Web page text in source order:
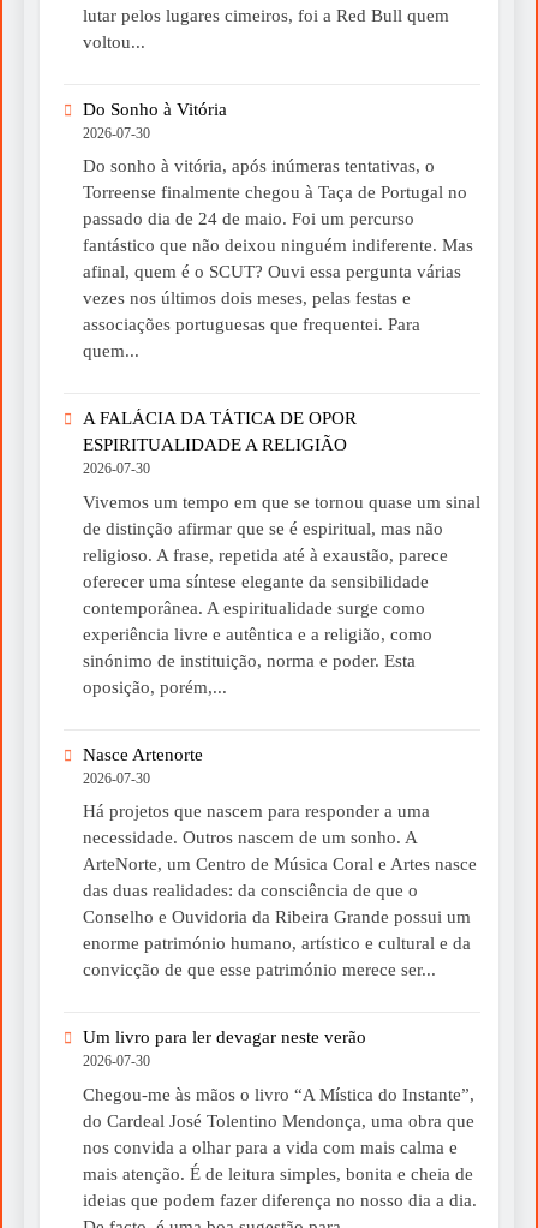
lutar pelos lugares cimeiros, foi a Red Bull quem
voltou...
Do Sonho à Vitória
2026-07-30
Do sonho à vitória, após inúmeras tentativas, o
Torreense finalmente chegou à Taça de Portugal no
passado dia de 24 de maio. Foi um percurso
fantástico que não deixou ninguém indiferente. Mas
afinal, quem é o SCUT? Ouvi essa pergunta várias
vezes nos últimos dois meses, pelas festas e
associações portuguesas que frequentei. Para
quem...
A FALÁCIA DA TÁTICA DE OPOR
ESPIRITUALIDADE A RELIGIÃO
2026-07-30
Vivemos um tempo em que se tornou quase um sinal
de distinção afirmar que se é espiritual, mas não
religioso. A frase, repetida até à exaustão, parece
oferecer uma síntese elegante da sensibilidade
contemporânea. A espiritualidade surge como
experiência livre e autêntica e a religião, como
sinónimo de instituição, norma e poder. Esta
oposição, porém,...
Nasce Artenorte
2026-07-30
Há projetos que nascem para responder a uma
necessidade. Outros nascem de um sonho. A
ArteNorte, um Centro de Música Coral e Artes nasce
das duas realidades: da consciência de que o
Conselho e Ouvidoria da Ribeira Grande possui um
enorme património humano, artístico e cultural e da
convicção de que esse património merece ser...
Um livro para ler devagar neste verão
2026-07-30
Chegou-me às mãos o livro “A Mística do Instante”,
do Cardeal José Tolentino Mendonça, uma obra que
nos convida a olhar para a vida com mais calma e
mais atenção. É de leitura simples, bonita e cheia de
ideias que podem fazer diferença no nosso dia a dia.